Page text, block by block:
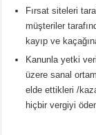
Fırsat siteleri
müşteriler
kayıp ve
Kanunla yetki
üzere sanal
elde ettikleri /
hiçbir vergiyi